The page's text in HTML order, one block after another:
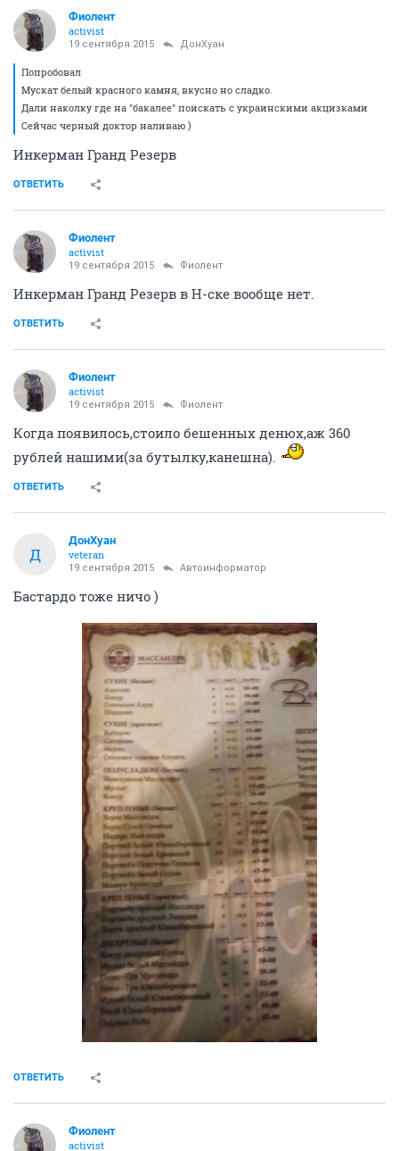
Фиолент
activist
19 сентября 2015 ДонХуан
Попробовал
Мускат белый красного камня, вкусно но сладко.
Дали наколку где на "бакалее" поискать с украинскими акцизками
Сейчас черный доктор наливаю )
Инкерман Гранд Резерв
ОТВЕТИТЬ
Фиолент
activist
19 сентября 2015 Фиолент
Инкерман Гранд Резерв в Н-ске вообще нет.
ОТВЕТИТЬ
Фиолент
activist
19 сентября 2015 Фиолент
Когда появилось,стоило бешенных денюх,аж 360
рублей нашими(за бутылку,канешна).
ОТВЕТИТЬ
Д
ДонХуан
veteran
19 сентября 2015 Автоинформатор
Бастардо тоже ничо )
ОТВЕТИТЬ
Фиолент
activist